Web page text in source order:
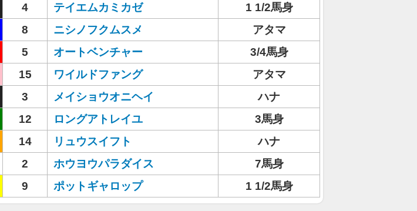
4 テイエムカミカゼ
1 1/2馬身
8 ニシノフクムスメ
アタマ
5 オートベンチャー
3/4馬身
15 ワイルドファング
アタマ
3 メイショウオニヘイ
ハナ
12 ロングアトレイユ
3馬身
14 リュウスイフト
ハナ
2 ホウヨウパラダイス
7馬身
9 ポットギャロップ 1 1/2馬身